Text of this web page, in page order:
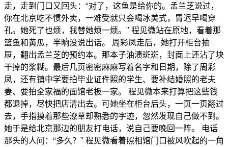
走，走到门口又回头：“对了，这鱼是给你的。孟兰芝说过，
你在北京吃不惯外卖，一难受就只会喝冰美式，胃迟早喝穿
孔。她死了也烦，我替她烦一烦。” 程见微站在原地，看着那
篮鱼和黄瓜，半晌没说出话。 周彩凤走后，她打开柜台抽
屉，翻出孟兰芝的预约本。那本子油渍斑斑，封面上还沾了块
干掉的浆糊。最后几页密密麻麻写着名字和日期，除了周彩
凤，还有镇中学要拍毕业证件照的学生、要补结婚照的老夫
妻、要拍全家福的面馆老板一家。 程见微本来打算把这些钱
都退掉，尽快把店清出去。可她坐在柜台后头，一页一页翻过
去，手指摸着那些潦草却熟悉的字迹，忽然发现自己做不到。
她于是给北京那边的朋友打电话，说自己要晚回一阵。 电话
那头的人问：“多久？” 程见微看着照相馆门口被风吹起的一角